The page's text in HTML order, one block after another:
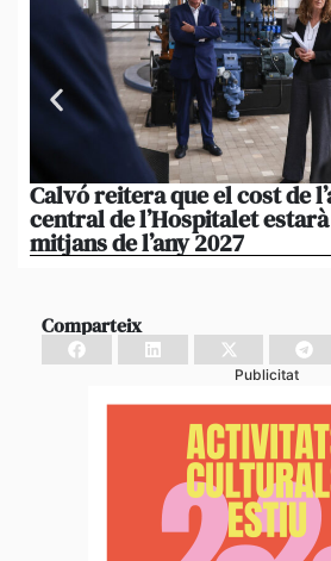
Calvó reitera que el cost de
central de l’Hospitalet
mitjans de l’any 2027
Comparteix
Publicitat